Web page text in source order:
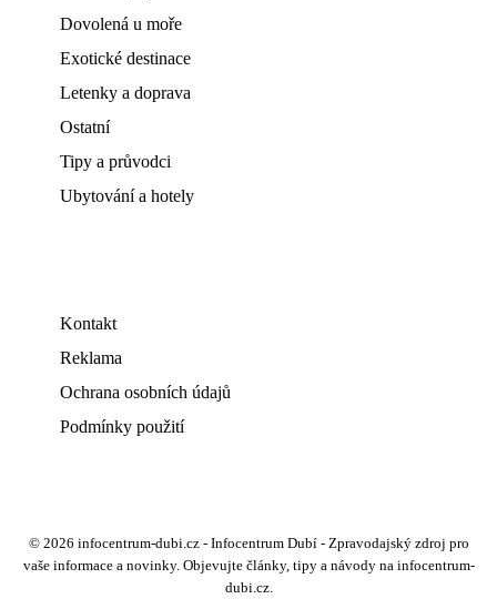
Dovolená u moře
Exotické destinace
Letenky a doprava
Ostatní
Tipy a průvodci
Ubytování a hotely
Kontakt
Reklama
Ochrana osobních údajů
Podmínky použití
© 2026 infocentrum-dubi.cz - Infocentrum Dubí - Zpravodajský zdroj pro
vaše informace a novinky. Objevujte články, tipy a návody na infocentrum-
dubi.cz.